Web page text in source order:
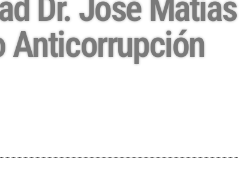
Dr. José Matías
Anticorrupción